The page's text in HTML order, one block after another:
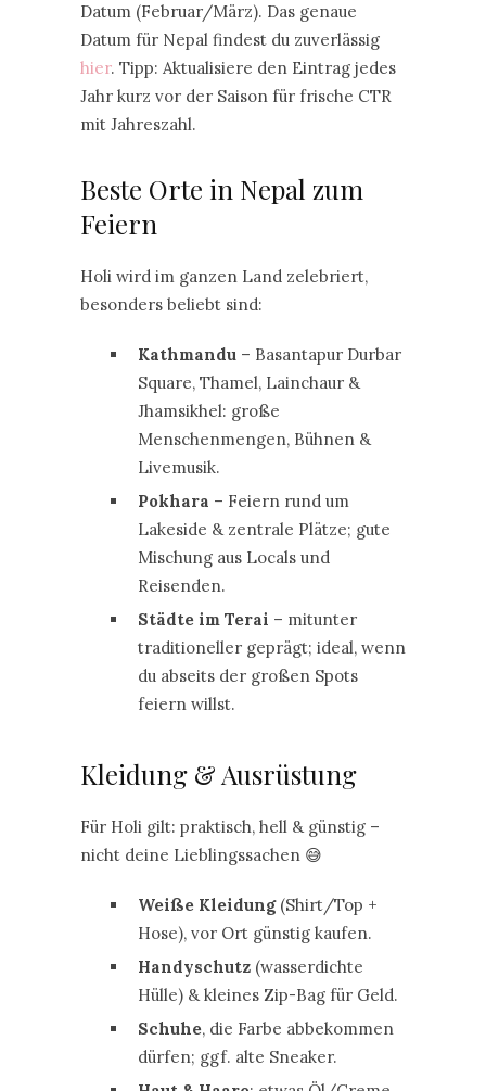
Datum (Februar/März). Das genaue
Datum für Nepal findest du zuverlässig
hier. Tipp: Aktualisiere den Eintrag jedes
Jahr kurz vor der Saison für frische CTR
mit Jahreszahl.
Beste Orte in Nepal zum
Feiern
Holi wird im ganzen Land zelebriert,
besonders beliebt sind:
Kathmandu– Basantapur Durbar
Square, Thamel, Lainchaur &
Jhamsikhel: große
Menschenmengen, Bühnen &
Livemusik.
Pokhara – Feiern rund um
Lakeside & zentrale Plätze; gute
Mischung aus Locals und
Reisenden.
Städte im Terai – mitunter
traditioneller geprägt; ideal, wenn
du abseits der großen Spots
feiern willst.
Kleidung & Ausrüstung
Für Holi gilt: praktisch, hell & günstig –
nicht deine Lieblingssachen 😅
Weiße Kleidung(Shirt/Top +
Hose), vor Ort günstig kaufen.
Handyschutz(wasserdichte
Hülle) & kleines Zip-Bag für Geld.
Schuhe, die Farbe abbekommen
dürfen; ggf. alte Sneaker.